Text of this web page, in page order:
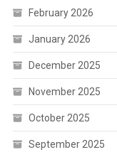
February 2026
January 2026
December 2025
November 2025
October 2025
September 2025